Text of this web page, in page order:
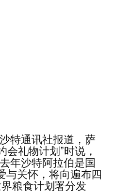
特通讯社报道，萨
礼物计划”时说，
年沙特阿拉伯是国
与关怀，将向遍布四
粮食计划署分发